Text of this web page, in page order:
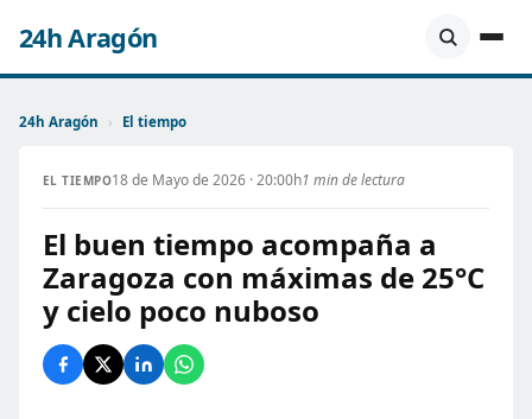
24h Aragón
24h Aragón › El tiempo
EL TIEMPO18 de Mayo de 2026 · 20:00h1 min de lectura
El buen tiempo acompaña a
Zaragoza con máximas de 25°C
y cielo poco nuboso